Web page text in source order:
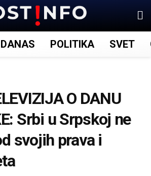
DANAS POLITIKA SVET
O DANU
Srbi u Srpskoj ne
svojih prava i